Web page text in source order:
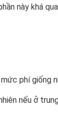
này khá
phí giống
nếu ở